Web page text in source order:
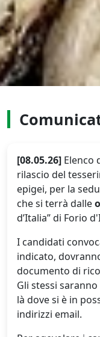
[08.05.26] Elenco
rilascio del
epigei, per la
che si terrà dalle
d’Italia” di Forio
I candidati
indicato,
documento di
Gli stessi
là dove si è in
indirizzi email.